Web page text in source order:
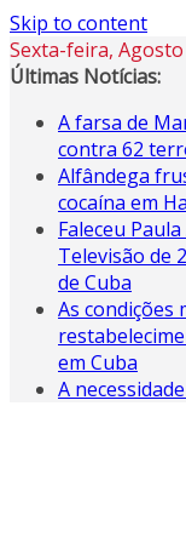
Skip to content
Sexta-feira, Agosto
Últimas Notícias:
A farsa de
contra 62
Alfândega
cocaína em
Faleceu
Televisão de
de Cuba
As condições
em Cuba
A